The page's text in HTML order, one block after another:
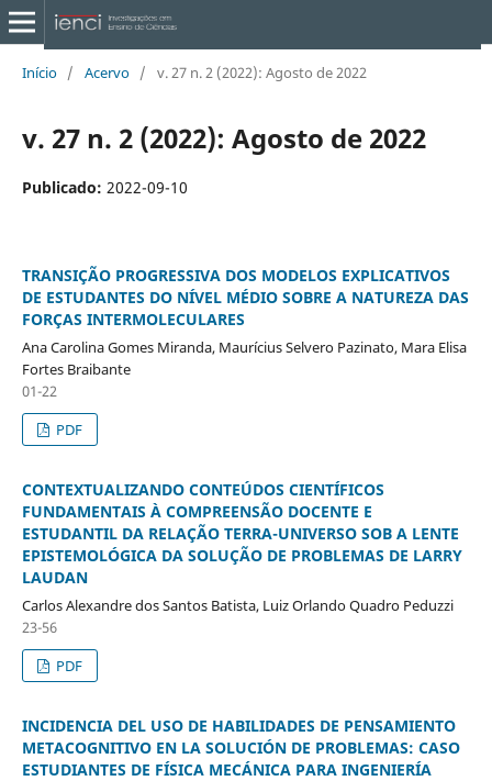
Início / Acervo / v. 27 n. 2 (2022): Agosto de 2022
v. 27 n. 2 (2022): Agosto de 2022
Publicado: 2022-09-10
TRANSIÇÃO PROGRESSIVA DOS MODELOS EXPLICATIVOS
DE ESTUDANTES DO NÍVEL MÉDIO SOBRE A NATUREZA DAS
FORÇAS INTERMOLECULARES
Ana Carolina Gomes Miranda, Maurícius Selvero Pazinato, Mara Elisa
Fortes Braibante
01-22
PDF
CONTEXTUALIZANDO CONTEÚDOS CIENTÍFICOS
FUNDAMENTAIS À COMPREENSÃO DOCENTE E
ESTUDANTIL DA RELAÇÃO TERRA-UNIVERSO SOB A LENTE
EPISTEMOLÓGICA DA SOLUÇÃO DE PROBLEMAS DE LARRY
LAUDAN
Carlos Alexandre dos Santos Batista, Luiz Orlando Quadro Peduzzi
23-56
PDF
INCIDENCIA DEL USO DE HABILIDADES DE PENSAMIENTO
METACOGNITIVO EN LA SOLUCIÓN DE PROBLEMAS: CASO
ESTUDIANTES DE FÍSICA MECÁNICA PARA INGENIERÍA